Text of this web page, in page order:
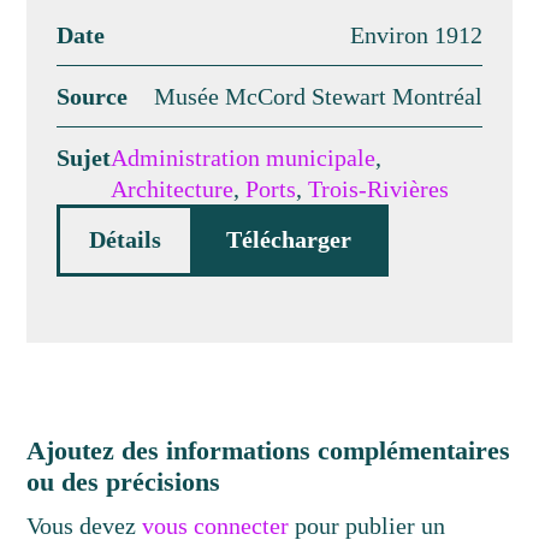
Date Environ 1912
Source Musée McCord Stewart Montréal
SujetAdministration municipale,
Architecture,Ports,Trois-Rivières
Détails
Télécharger
Ajoutez des informations complémentaires
ou des précisions
Vous devezvous connecter pour publier un